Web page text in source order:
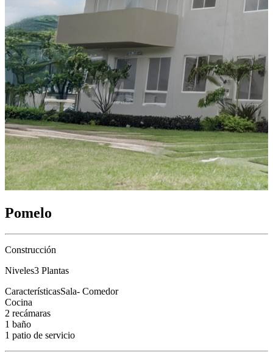
Pomelo
Construcción
Niveles3 Plantas
CaracterísticasSala- Comedor
Cocina
2 recámaras
1 baño
1 patio de servicio